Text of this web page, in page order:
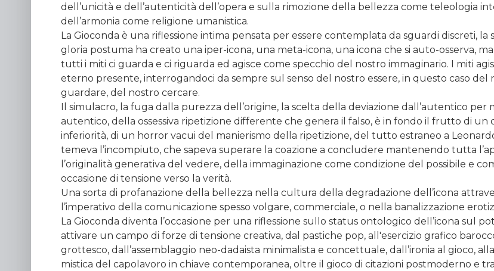
dell’unicità e dell’autenticità dell’opera e sulla rimozione della bellezza come teleologia
dell’armonia come religione umanistica.
La Gioconda è una riflessione intima pensata per essere contemplata da sguardi discreti, la
gloria postuma ha creato una iper-icona, una meta-icona, una icona che si auto-osserva,
tutti i miti ci guarda e ci riguarda ed agisce come specchio del nostro immaginario. I miti
eterno presente, interrogandoci da sempre sul senso del nostro essere, in questo caso del
guardare, del nostro cercare.
Il simulacro, la fuga dalla purezza dell’origine, la scelta della deviazione dall’autentico per
autentico, della ossessiva ripetizione differente che genera il falso, è in fondo il frutto di un
inferiorità, di un horror vacui del manierismo della ripetizione, del tutto estraneo a
temeva l’incompiuto, che sapeva superare la coazione a concludere mantenendo tutta
l’originalità generativa del vedere, della immaginazione come condizione del possibile e
occasione di tensione verso la verità.
Una sorta di profanazione della bellezza nella cultura della degradazione dell’icona
l’imperativo della comunicazione spesso volgare, commerciale, o nella banalizzazione
La Gioconda diventa l’occasione per una riflessione sullo status ontologico dell’icona sul
attivare un campo di forze di tensione creativa, dal pastiche pop, all'esercizio grafico
grottesco, dall’assemblaggio neo-dadaista minimalista e concettuale, dall’ironia al gioco,
mistica del capolavoro in chiave contemporanea, oltre il gioco di citazioni postmoderno e